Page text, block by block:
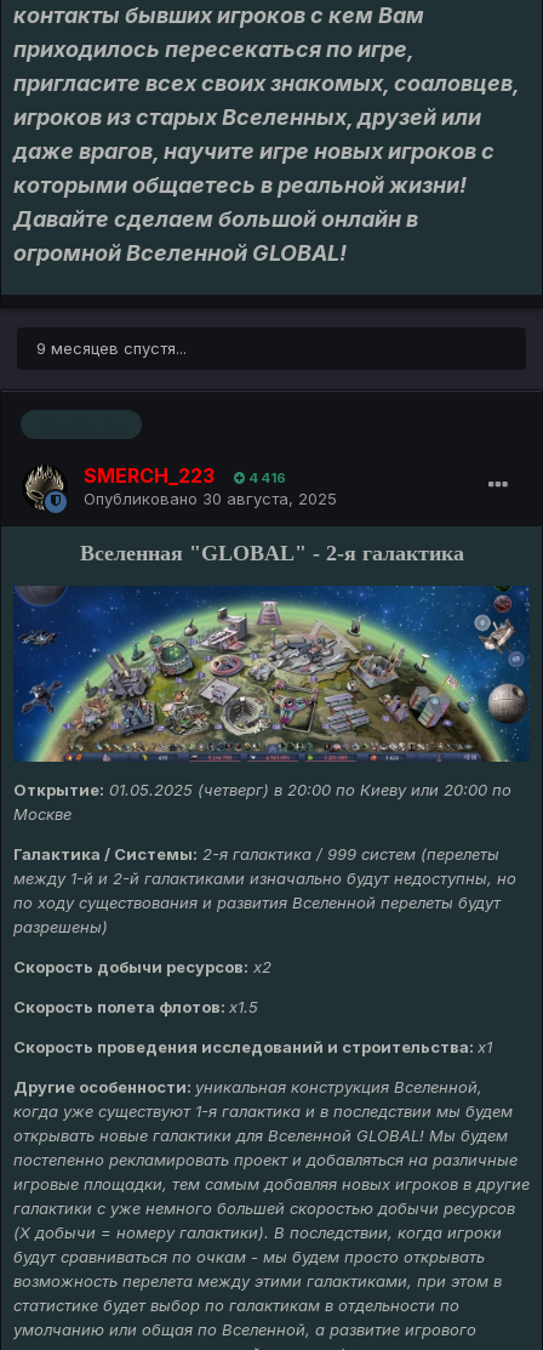
контакты бывших игроков с кем Вам
приходилось пересекаться по игре,
пригласите всех своих знакомых, соаловцев,
игроков из старых Вселенных, друзей или
даже врагов, научите игре новых игроков с
которыми общаетесь в реальной жизни!
Давайте сделаем большой онлайн в
огромной Вселенной GLOBAL!
9 месяцев спустя...
SMERCH_223 4 416
Опубликовано 30 августа, 2025
Вселенная "GLOBAL" - 2-я галактика
Открытие: 01.05.2025 (четверг) в 20:00 по Киеву или 20:00 по
Москве
Галактика / Системы: 2-я галактика / 999 систем (перелеты
между 1-й и 2-й галактиками изначально будут недоступны, но
по ходу существования и развития Вселенной перелеты будут
разрешены)
Скорость добычи ресурсов: х2
Скорость полета флотов: х1.5
Скорость проведения исследований и строительства: x1
Другие особенности: уникальная конструкция Вселенной,
когда уже существуют 1-я галактика и в последствии мы будем
открывать новые галактики для Вселенной GLOBAL! Мы будем
постепенно рекламировать проект и добавляться на различные
игровые площадки, тем самым добавляя новых игроков в другие
галактики с уже немного большей скоростью добычи ресурсов
(Х добычи = номеру галактики). В последствии, когда игроки
будут сравниваться по очкам - мы будем просто открывать
возможность перелета между этими галактиками, при этом в
статистике будет выбор по галактикам в отдельности по
умолчанию или общая по Вселенной, а развитие игрового